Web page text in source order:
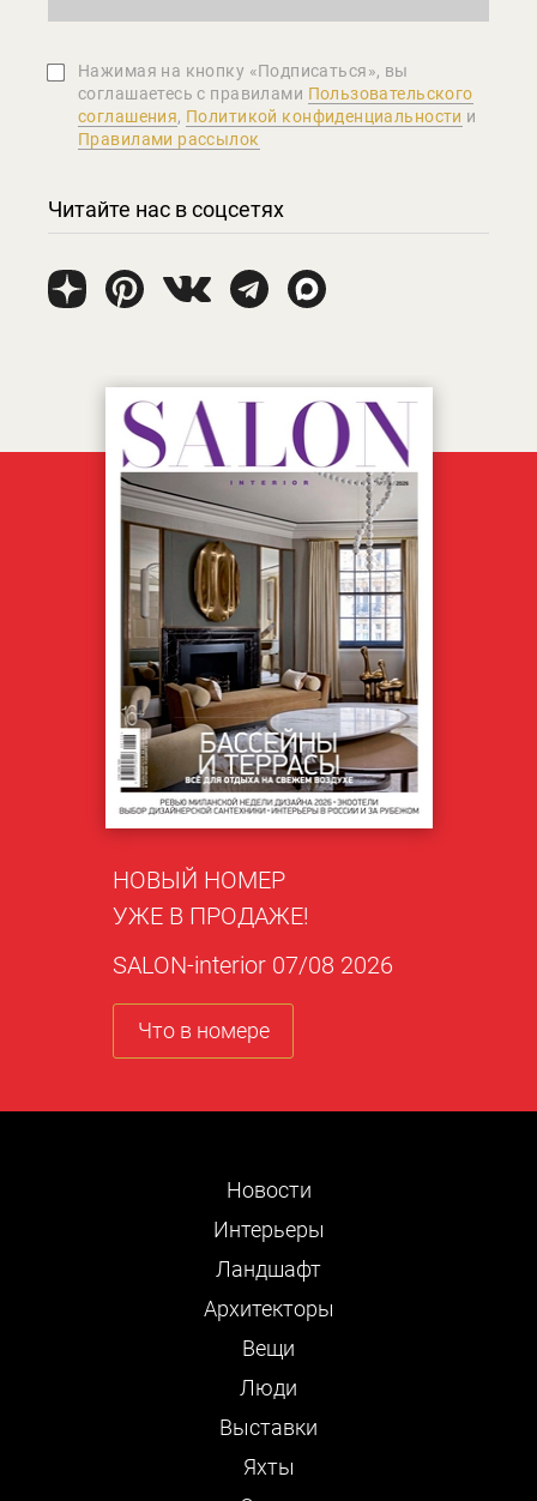
Нажимая на кнопку «Подписаться», вы
соглашаетеcь с правилами Пользовательского
соглашения, Политикой конфиденциальности и
Правилами рассылок
Читайте нас в соцсетях
НОВЫЙ НОМЕР
УЖЕ В ПРОДАЖЕ!
SALON-interior 07/08 2026
Что в номере
Новости
Интерьеры
Ландшафт
Архитекторы
Вещи
Люди
Выставки
Яхты